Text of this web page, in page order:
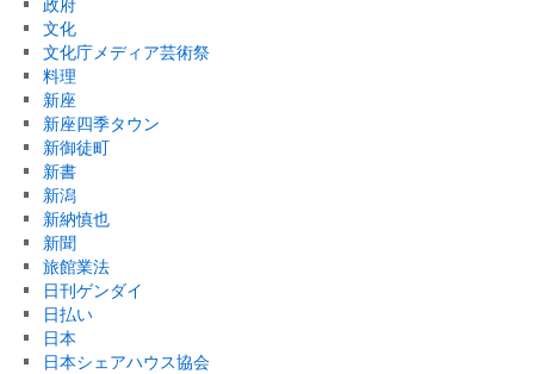
文化
文化庁メディア芸術祭
料理
新座
新座四季タウン
新御徒町
新書
新潟
新納慎也
新聞
旅館業法
日刊ゲンダイ
日払い
日本
日本シェアハウス協会